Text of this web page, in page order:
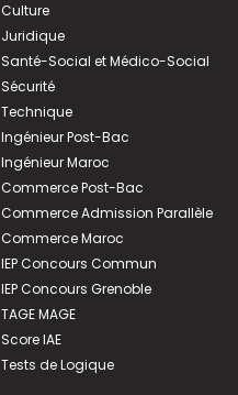
Culture
Juridique
Santé-Social et Médico-Social
Sécurité
Technique
Ingénieur Post-Bac
Ingénieur Maroc
Commerce Post-Bac
Commerce Admission Parallèle
Commerce Maroc
IEP Concours Commun
IEP Concours Grenoble
TAGE MAGE
Score IAE
Tests de Logique